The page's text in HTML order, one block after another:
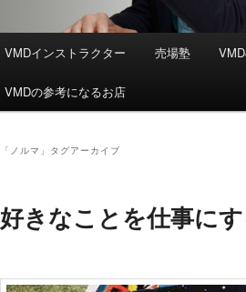
VMDインストラクター 売場塾
VMDの参考になるお店
「 ノルマ 」タグアーカイブ
好きなことを仕事に